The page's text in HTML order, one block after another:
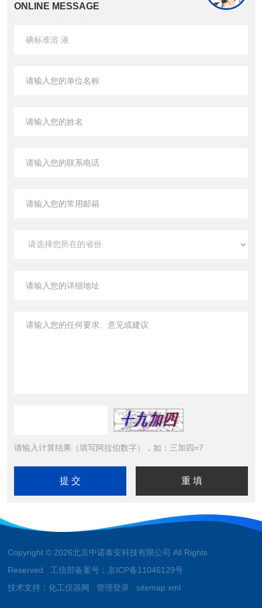
ONLINE MESSAGE
请输入计算结果（填写阿拉伯数字），如：三加四=7
Copyright © 2026北京中诺泰安科技有限公司 All Rights
Reserved 工信部备案号： 京ICP备11046129号
技术支持：化工仪器网 管理登录 sitemap.xml